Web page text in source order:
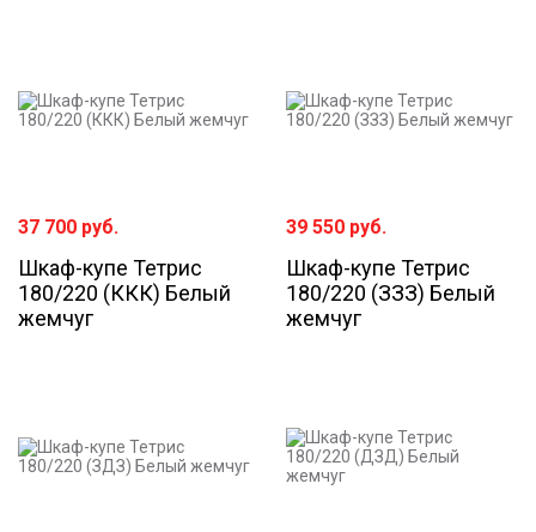
37 700 руб.
Шкаф-купе Тетрис
180/220 (ККК) Белый
жемчуг
39 550 руб.
Шкаф-купе Тетрис
180/220 (ЗЗЗ) Белый
жемчуг